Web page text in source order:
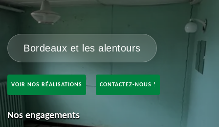
Bordeaux et les alentours
VOIR NOS RÉALISATIONS CONTACTEZ-NOUS !
Nos engagements